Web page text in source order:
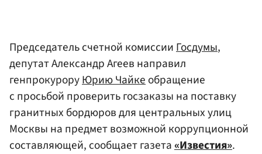
Председатель счетной комиссииГосдумы,
депутат Александр Агеев направил
генпрокуроруЮрию Чайкеобращение
с просьбой проверить госзаказы на поставку
гранитных бордюров для центральных улиц
Москвы на предмет возможной коррупционной
составляющей, сообщает газета«Известия».